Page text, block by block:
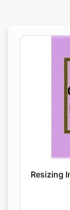
Resizing